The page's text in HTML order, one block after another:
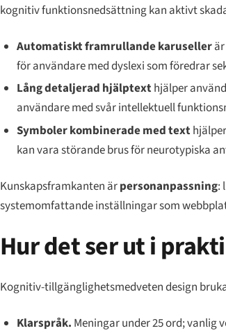
kognitiv funktionsnedsättning kan aktivt
Automatiskt framrullande karusellerär
för användare med dyslexi som föredrar
Lång detaljerad hjälptexthjälper
användare med svår intellektuell
Symboler kombinerade med text
kan vara störande brus för neurotypiska
Kunskapsframkanten ärpersonanpassning:
systemomfattande inställningar som
Hur det ser ut i
Kognitiv-tillgänglighetsmedveten design
Klarspråk. Meningar under 25 ord; vanlig